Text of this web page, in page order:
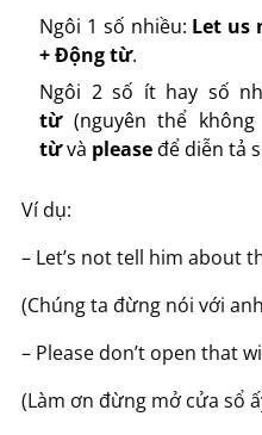
Ngôi 1 số nhiều: Let us
+ Động từ.
Ngôi 2 số ít hay số
từ(nguyên thể
từvà pleaseđể diễn tả
Ví dụ:
– Let’s not tell him about
(Chúng ta đừng nói với
– Please don’t open that
(Làm ơn đừng mở cửa sổ